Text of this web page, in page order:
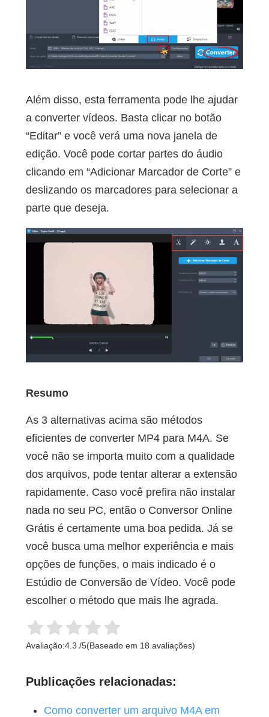
Além disso, esta ferramenta pode lhe ajudar
a converter vídeos. Basta clicar no botão
“Editar” e você verá uma nova janela de
edição. Você pode cortar partes do áudio
clicando em “Adicionar Marcador de Corte” e
deslizando os marcadores para selecionar a
parte que deseja.
Resumo
As 3 alternativas acima são métodos
eficientes de converter MP4 para M4A. Se
você não se importa muito com a qualidade
dos arquivos, pode tentar alterar a extensão
rapidamente. Caso você prefira não instalar
nada no seu PC, então o Conversor Online
Grátis é certamente uma boa pedida. Já se
você busca uma melhor experiência e mais
opções de funções, o mais indicado é o
Estúdio de Conversão de Vídeo. Você pode
escolher o método que mais lhe agrada.
Avaliação:4.3 /5(Baseado em 18 avaliações)
Publicações relacionadas:
Como converter um arquivo M4A em